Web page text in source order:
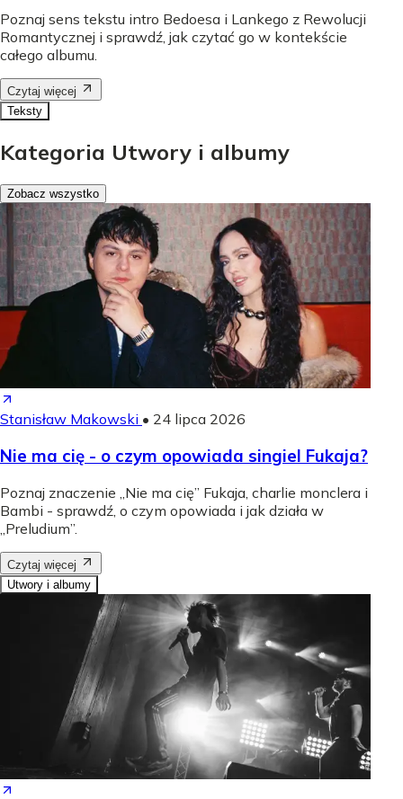
Poznaj sens tekstu intro Bedoesa i Lankego z Rewolucji
Romantycznej i sprawdź, jak czytać go w kontekście
całego albumu.
Czytaj więcej
Teksty
Kategoria Utwory i albumy
Zobacz wszystko
Stanisław Makowski • 24 lipca 2026
Nie ma cię - o czym opowiada singiel Fukaja?
Poznaj znaczenie „Nie ma cię” Fukaja, charlie monclera i
Bambi - sprawdź, o czym opowiada i jak działa w
„Preludium”.
Czytaj więcej
Utwory i albumy